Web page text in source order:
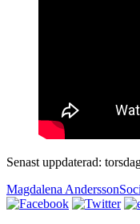
Senast uppdaterad:
Magdalena Andersson